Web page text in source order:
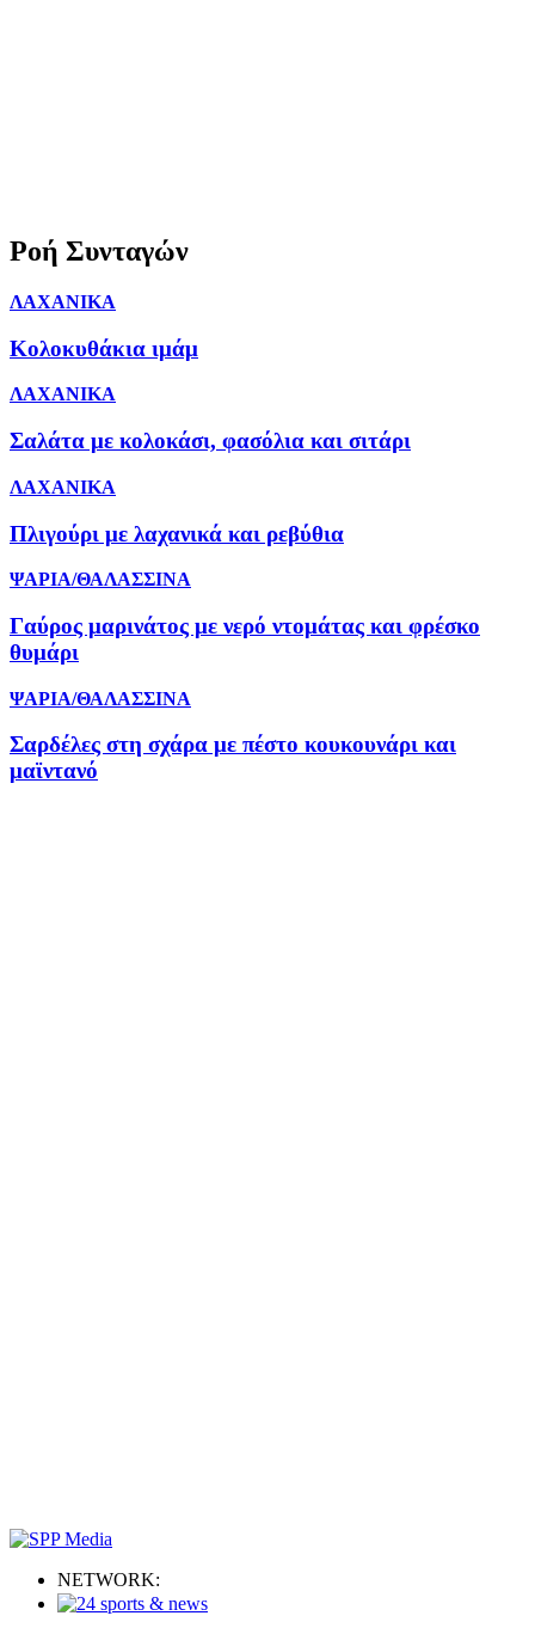
Ροή Συνταγών
ΛΑΧΑΝΙΚΑ
Κολοκυθάκια ιμάμ
ΛΑΧΑΝΙΚΑ
Σαλάτα με κολοκάσι, φασόλια και σιτάρι
ΛΑΧΑΝΙΚΑ
Πλιγούρι με λαχανικά και ρεβύθια
ΨΑΡΙΑ/ΘΑΛΑΣΣΙΝΑ
Γαύρος μαρινάτος με νερό ντομάτας και φρέσκο
θυμάρι
ΨΑΡΙΑ/ΘΑΛΑΣΣΙΝΑ
Σαρδέλες στη σχάρα με πέστο κουκουνάρι και
μαϊντανό
NETWORK: